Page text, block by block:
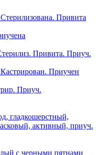
Привита
Привита. Приуч.
Приучен
Приуч.
гладкошерстный,
активный, приуч.
с черными пятнами